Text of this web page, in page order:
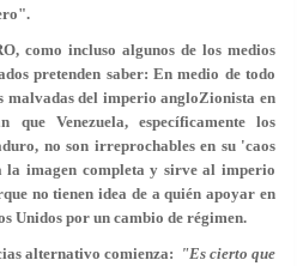
como incluso algunos de los medios
pretenden saber: En medio de todo
malvadas del imperio angloZionista en
que Venezuela, específicamente los
no son irreprochables en su 'caos
la imagen completa y sirve al imperio
no tienen idea de a quién apoyar en
Unidos por un cambio de régimen.
alternativo comienza: "Es cierto que